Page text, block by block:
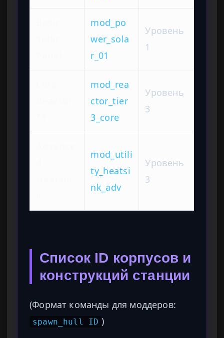
mod_po
wer_sola
r_01
Уровень
1
mod_rea
ctor_tier
3_core
Уровень
3
mod_utili
ty_heatsi
nk_adv
Уровень
3
Список ID корпусов и
конструкций станции
(Формат команды для моддеров:
spawn_hull ID )